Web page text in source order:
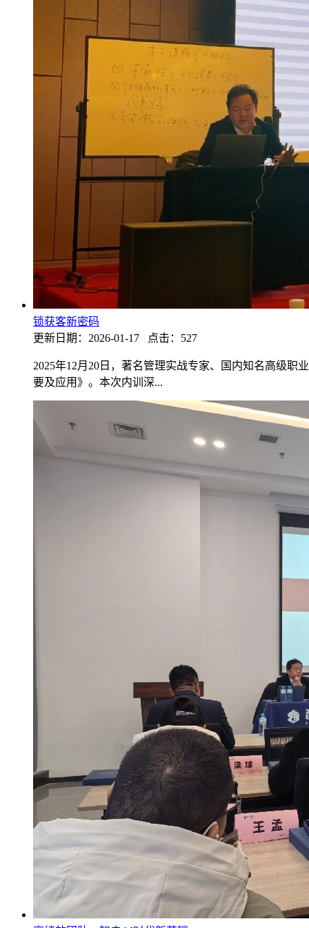
锁获客新密码
更新日期：2026-01-17 点击：527
2025年12月20日，著名管理实战专家、国内知名高级
要及应用》。本次内训深...